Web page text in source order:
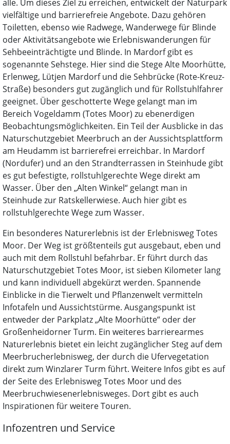
alle. Um dieses Ziel zu erreichen, entwickelt der Naturpark
vielfältige und barrierefreie Angebote. Dazu gehören
Toiletten, ebenso wie Radwege, Wanderwege für Blinde
oder Aktivitätsangebote wie Erlebniswanderungen für
Sehbeeinträchtigte und Blinde. In Mardorf gibt es
sogenannte Sehstege. Hier sind die Stege Alte Moorhütte,
Erlenweg, Lütjen Mardorf und die Sehbrücke (Rote-Kreuz-
Straße) besonders gut zugänglich und für Rollstuhlfahrer
geeignet. Über geschotterte Wege gelangt man im
Bereich Vogeldamm (Totes Moor) zu ebenerdigen
Beobachtungsmöglichkeiten. Ein Teil der Ausblicke in das
Naturschutzgebiet Meerbruch an der Aussichtsplattform
am Heudamm ist barrierefrei erreichbar. In Mardorf
(Nordufer) und an den Strandterrassen in Steinhude gibt
es gut befestigte, rollstuhlgerechte Wege direkt am
Wasser. Über den „Alten Winkel“ gelangt man in
Steinhude zur Ratskellerwiese. Auch hier gibt es
rollstuhlgerechte Wege zum Wasser.
Ein besonderes Naturerlebnis ist der Erlebnisweg Totes
Moor. Der Weg ist größtenteils gut ausgebaut, eben und
auch mit dem Rollstuhl befahrbar. Er führt durch das
Naturschutzgebiet Totes Moor, ist sieben Kilometer lang
und kann individuell abgekürzt werden. Spannende
Einblicke in die Tierwelt und Pflanzenwelt vermitteln
Infotafeln und Aussichtstürme. Ausgangspunkt ist
entweder der Parkplatz „Alte Moorhütte“ oder der
Großenheidorner Turm. Ein weiteres barrierearmes
Naturerlebnis bietet ein leicht zugänglicher Steg auf dem
Meerbrucherlebnisweg, der durch die Ufervegetation
direkt zum Winzlarer Turm führt. Weitere Infos gibt es auf
der Seite des Erlebnisweg Totes Moor und des
Meerbruchwiesenerlebnisweges. Dort gibt es auch
Inspirationen für weitere Touren.
Infozentren und Service